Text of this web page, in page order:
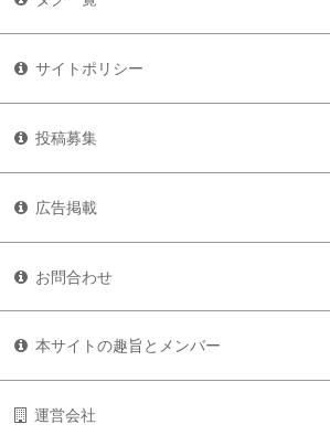
サイトポリシー
投稿募集
広告掲載
お問合わせ
本サイトの趣旨とメンバー
運営会社